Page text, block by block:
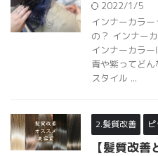
2022/1/5
インナーカラ
の？ インナー
インナーカラ
青や紫ってど
スタイル ...
2.髪質改善
【髪質改